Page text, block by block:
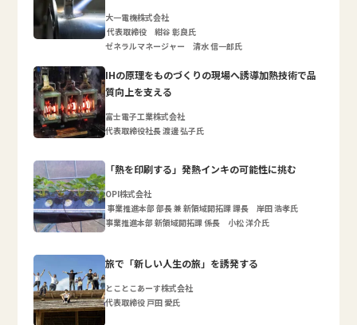
大一電機株式会社
代表取締役 紺谷 彰良氏
ゼネラルマネージャー 清水 信一郎氏
IHの原理をものづくりの現場へ誘導加熱技術で品
質向上を支える
富士電子工業株式会社
代表取締役社長 渡邊 弘子氏
「熱を印刷する」発熱インキの可能性に挑む
OPI株式会社
事業推進本部 部長 兼 新領域開拓課 課長 岸田 浩孝氏
事業推進本部 新領域開拓課 係長 小松 洋介氏
旅で「新しい人生の旅」を誘発する
とことこあーす株式会社
代表取締役 戸田 愛氏